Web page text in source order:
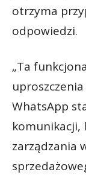
otrzyma
odpowiedzi.
„Ta
WhatsApp
komunikacji,
zarządzania